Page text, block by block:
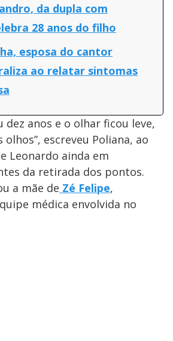
da dupla com
28 anos do filho
esposa do cantor
ao relatar sintomas
dez anos e o olhar ficou leve,
escreveu Poliana, ao
Leonardo ainda em
da retirada dos pontos.
a mãe de Zé Felipe,
médica envolvida no